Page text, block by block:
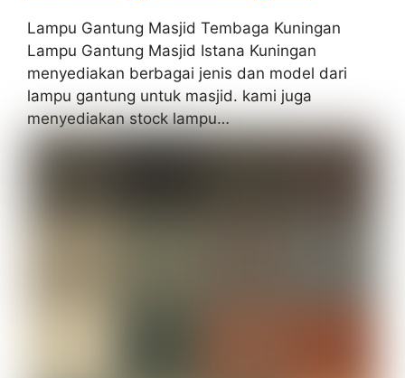
Lampu Gantung Masjid Tembaga Kuningan
Lampu Gantung Masjid Istana Kuningan
menyediakan berbagai jenis dan model dari
lampu gantung untuk masjid. kami juga
menyediakan stock lampu…